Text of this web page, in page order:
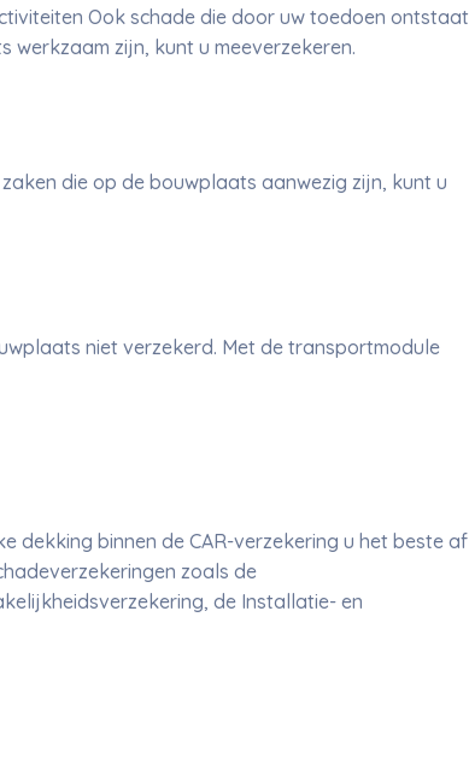
Ook schade die door uw toedoen ontstaat
zijn, kunt u meeverzekeren.
die op de bouwplaats aanwezig zijn, kunt u
niet verzekerd. Met de transportmodule
dekking binnen de CAR-verzekering u het beste af
zoals de
de Installatie- en